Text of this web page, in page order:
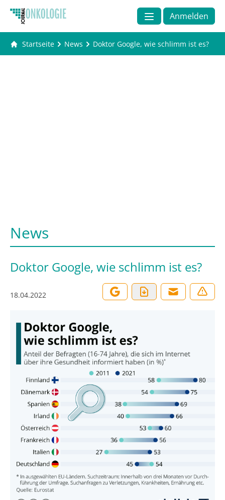
Anmelden
Startseite News Doktor Google, wie schlimm ist es?
News
Doktor Google, wie schlimm ist es?
18.04.2022